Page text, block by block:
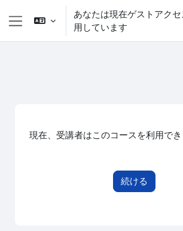
メインコンテンツへスキップする
サイドパネル
あなたは現在ゲストアクセ
用しています
現在、受講者はこのコースを利用でき
続ける